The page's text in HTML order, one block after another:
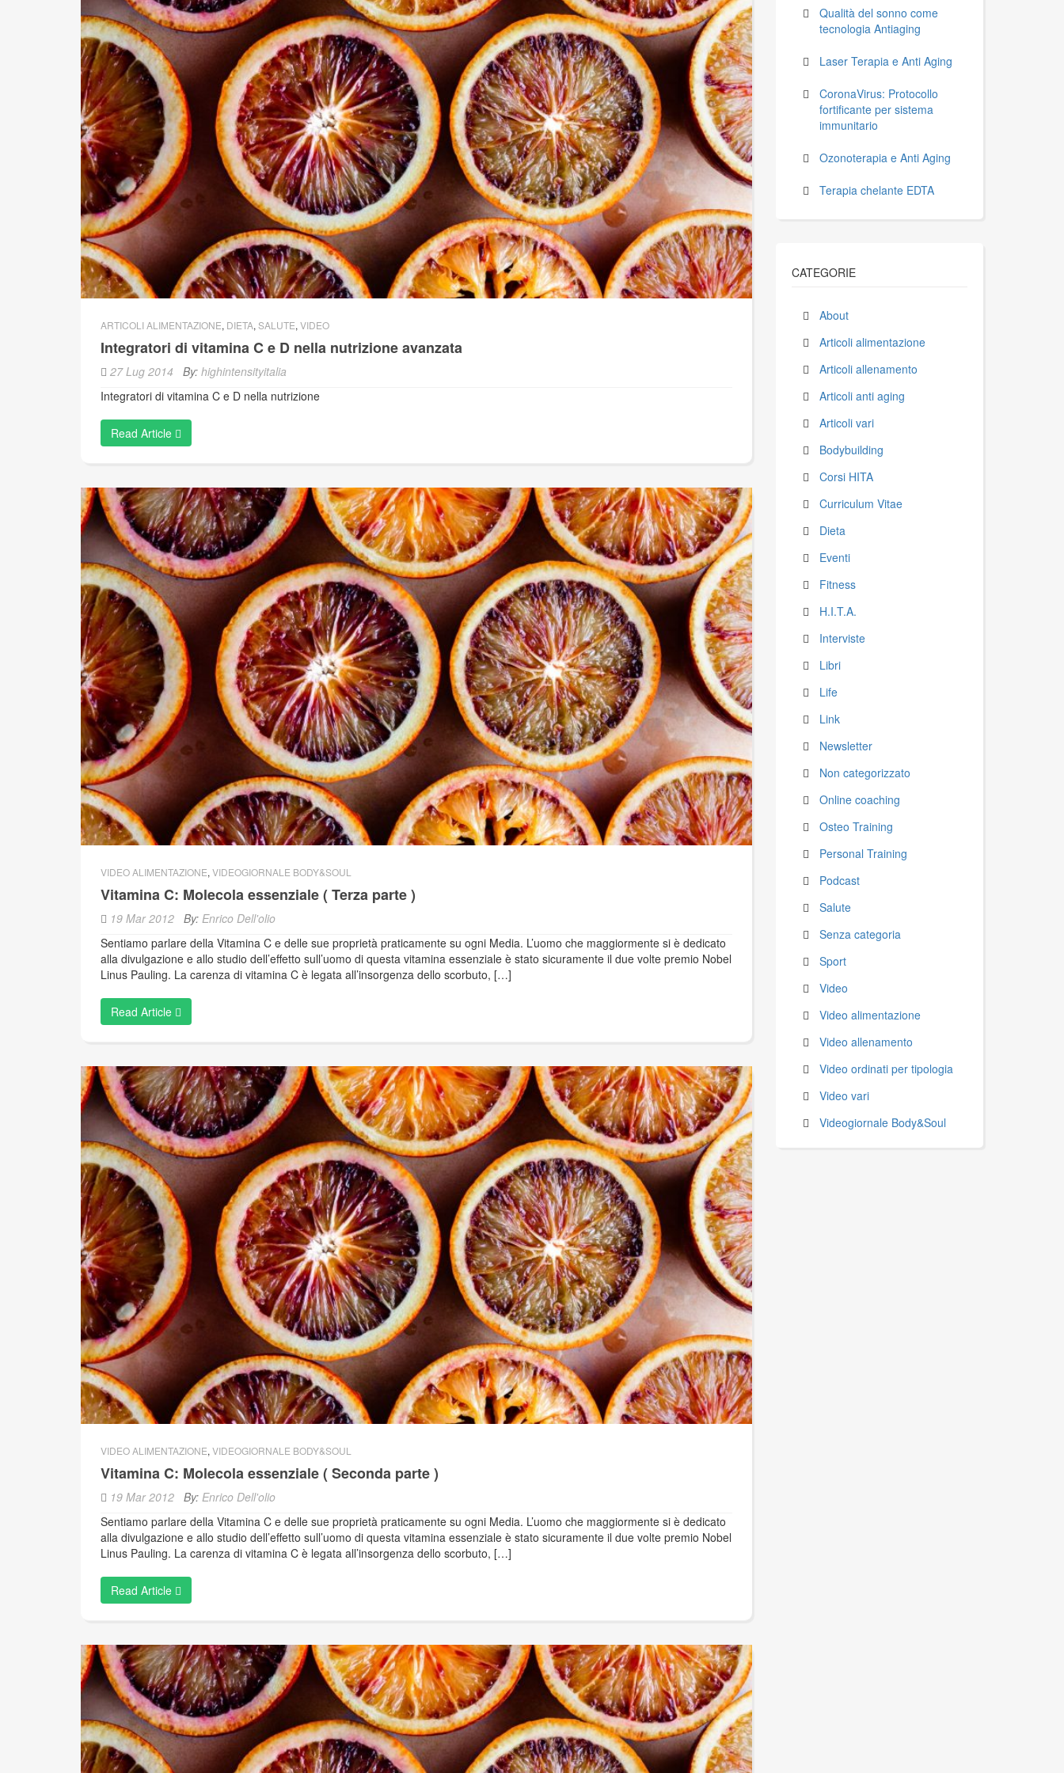
ARTICOLI ALIMENTAZIONE, DIETA, SALUTE, VIDEO
Integratori di vitamina C e D nella nutrizione avanzata
27 Lug 2014 By: highintensityitalia
Integratori di vitamina C e D nella nutrizione
Read Article
VIDEO ALIMENTAZIONE, VIDEOGIORNALE BODY&SOUL
Vitamina C: Molecola essenziale ( Terza parte )
19 Mar 2012 By: Enrico Dell'olio
Sentiamo parlare della Vitamina C e delle sue proprietà praticamente su ogni Media. L’uomo che maggiormente si è dedicato
alla divulgazione e allo studio dell’effetto sull’uomo di questa vitamina essenziale è stato sicuramente il due volte premio Nobel
Linus Pauling. La carenza di vitamina C è legata all’insorgenza dello scorbuto, […]
Read Article
VIDEO ALIMENTAZIONE, VIDEOGIORNALE BODY&SOUL
Vitamina C: Molecola essenziale ( Seconda parte )
19 Mar 2012 By: Enrico Dell'olio
Sentiamo parlare della Vitamina C e delle sue proprietà praticamente su ogni Media. L’uomo che maggiormente si è dedicato
alla divulgazione e allo studio dell’effetto sull’uomo di questa vitamina essenziale è stato sicuramente il due volte premio Nobel
Linus Pauling. La carenza di vitamina C è legata all’insorgenza dello scorbuto, […]
Read Article
Qualità del sonno come
tecnologia Antiaging
Laser Terapia e Anti Aging
CoronaVirus: Protocollo
fortificante per sistema
immunitario
Ozonoterapia e Anti Aging
Terapia chelante EDTA
CATEGORIE
About
Articoli alimentazione
Articoli allenamento
Articoli anti aging
Articoli vari
Bodybuilding
Corsi HITA
Curriculum Vitae
Dieta
Eventi
Fitness
H.I.T.A.
Interviste
Libri
Life
Link
Newsletter
Non categorizzato
Online coaching
Osteo Training
Personal Training
Podcast
Salute
Senza categoria
Sport
Video
Video alimentazione
Video allenamento
Video ordinati per tipologia
Video vari
Videogiornale Body&Soul